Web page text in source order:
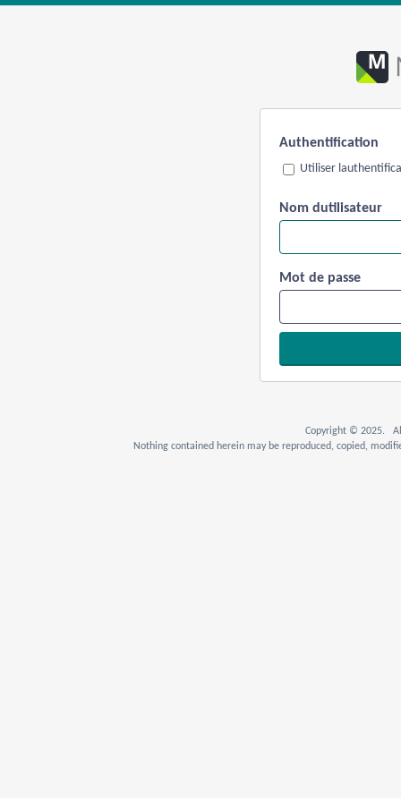
Authentification
Utiliser
Nom dutilisateur
Mot de passe
Copyright © 2025. All
Nothing contained herein may be reproduced, copied,